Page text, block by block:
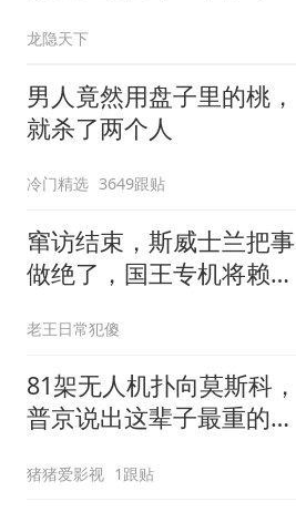
龙隐天下
男人竟然用盘子里的桃，
就杀了两个人
冷门精选 3649跟贴
窜访结束，斯威士兰把事
做绝了，国王专机将赖清
老王日常犯傻
81架无人机扑向莫斯科，
普京说出这辈子最重的一
猪猪爱影视 1跟贴